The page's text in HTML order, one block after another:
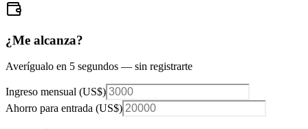
¿Me alcanza?
Averígualo en 5 segundos — sin registrarte
Ingreso mensual (US$)
Ahorro para entrada (US$)